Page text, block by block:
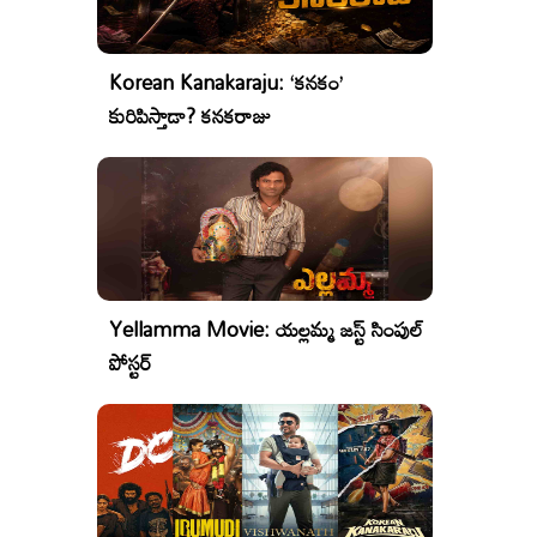
Korean Kanakaraju: ‘కనకం’
కురిపిస్తాడా? కనకరాజు
Yellamma Movie: యల్లమ్మ జస్ట్ సింపుల్
పోస్టర్